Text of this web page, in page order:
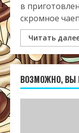
в
скромное
Читать
ВОЗМОЖНО, ВЫ